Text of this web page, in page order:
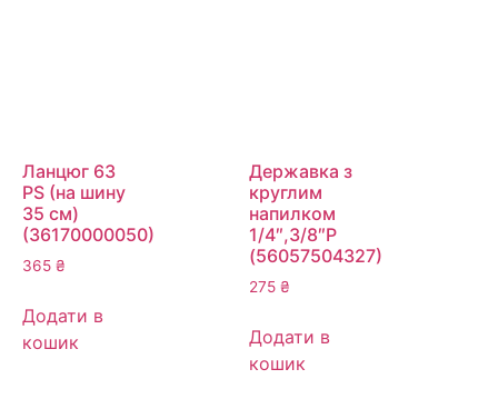
Ланцюг 63
PS (на шину
35 см)
(36170000050)
365 ₴
Додати в
кошик
Державка з
круглим
напилком
1/4″,3/8″P
(56057504327)
275 ₴
Додати в
кошик